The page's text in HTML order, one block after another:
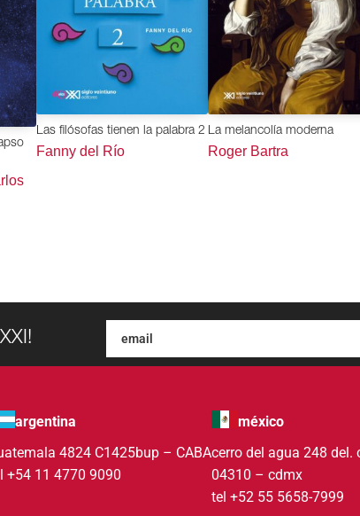
Las filósofas tienen la palabra 2
Fanny del Río
La melancolía moderna
Roger Bartra
argentina
4824 C1425bup – CABA
+54 11 4770 9090
méxico
cerro del agua 248 del.
04310 – cdmx
tel +52 55 5658-7999